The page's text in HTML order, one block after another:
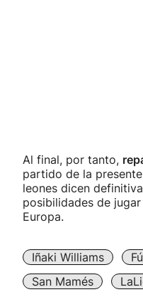
Al final, por tanto,
partido de la
leones dicen
posibilidades de
Europa.
Iñaki Williams
San Mamés